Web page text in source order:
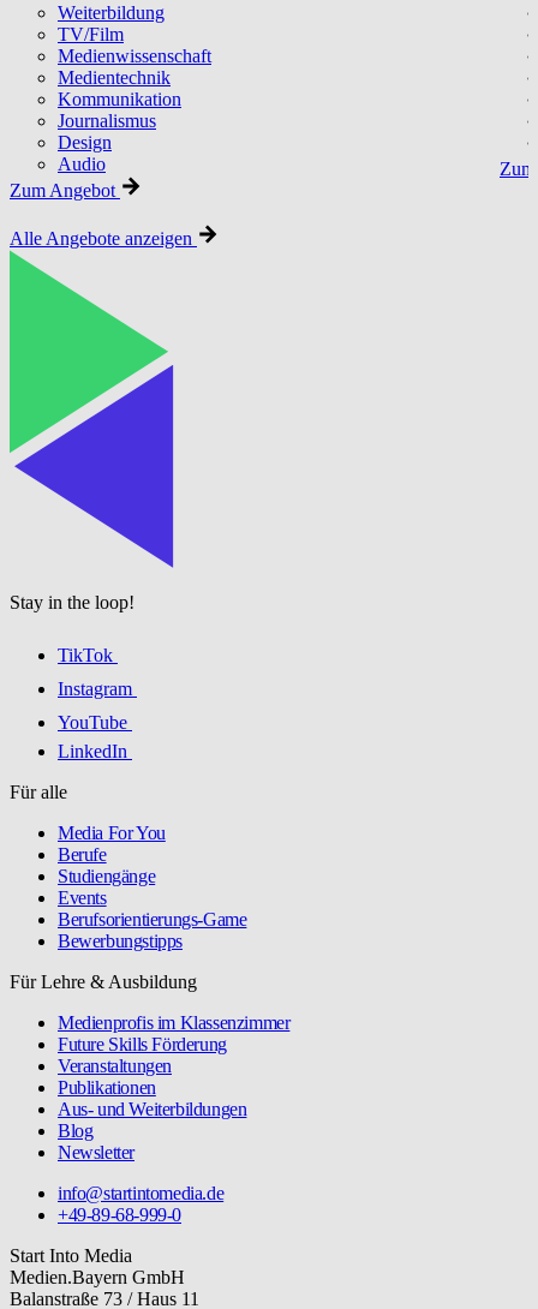
Weiterbildung
TV/Film
Medienwissenschaft
Medientechnik
Kommunikation
Journalismus
Design
Audio
Zum Angebot
Alle Angebote anzeigen
Stay in the loop!
TikTok
Instagram
YouTube
LinkedIn
Für alle
Media For You
Berufe
Studiengänge
Events
Berufsorientierungs-Game
Bewerbungstipps
Für Lehre & Ausbildung
Medienprofis im Klassenzimmer
Future Skills Förderung
Veranstaltungen
Publikationen
Aus- und Weiterbildungen
Blog
Newsletter
info@startintomedia.de
+49-89-68-999-0
Start Into Media
Medien.Bayern GmbH
Balanstraße 73 / Haus 11